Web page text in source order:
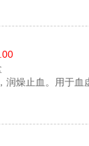
润燥止血。用于血